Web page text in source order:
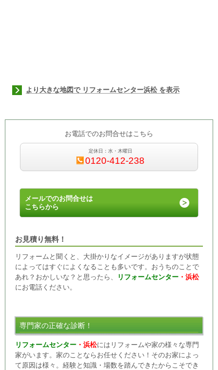
より大きな地図で リフォームセンター浜松 を表示
お電話でのお問合せはこちら
定休日：水・木曜日
0120-412-238
メールでのお問合せは
こちらから
お見積り無料！
リフォームと聞くと、大掛かりなイメージがありますが状態
によってはすぐによくなることも多いです。おうちのことで
あれ？おかしいな？と思ったら、
リフォームセンター ・浜松
にお電話ください。
専門家の正確な診断！
リフォームセンター ・浜松にはリフォームや家の様々な専門
家がいます。家のことならお任せください！そのお家によっ
て原因は様々。経験と知識・場数を踏んできたからこそでき